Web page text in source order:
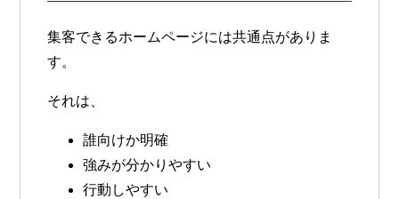
集客できるホームページには共通点がありま
す。
それは、
誰向けか明確
強みが分かりやすい
行動しやすい